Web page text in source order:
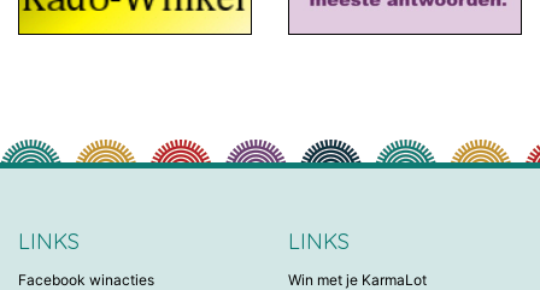
LINKS
Facebook winacties
LINKS
Win met je KarmaLot